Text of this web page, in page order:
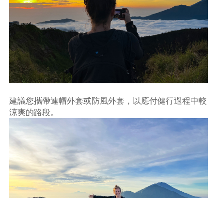
建議您攜帶連帽外套或防風外套，以應付健行過程中較
涼爽的路段。